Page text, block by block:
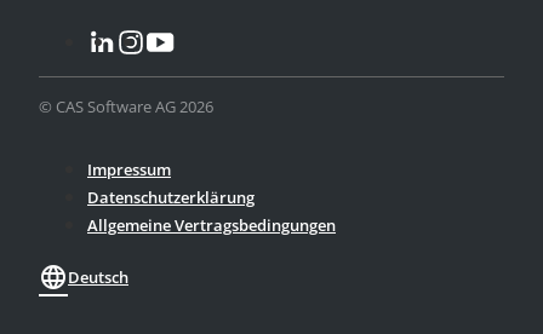
© CAS Software AG 2026
Impressum
Datenschutzerklärung
Allgemeine Vertragsbedingungen
languageDeutsch